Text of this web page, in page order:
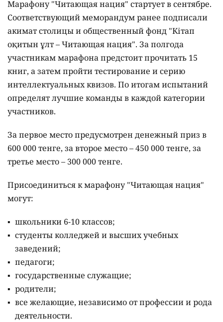
Марафону "Читающая нация" стартует в сентябре.
Соответствующий меморандум ранее подписали
акимат столицы и общественный фонд "Кітап
оқитын ұлт – Читающая нация". За полгода
участникам марафона предстоит прочитать 15
книг, а затем пройти тестирование и серию
интеллектуальных квизов. По итогам испытаний
определят лучшие команды в каждой категории
участников.
За первое место предусмотрен денежный приз в
600 000 тенге, за второе место – 450 000 тенге, за
третье место – 300 000 тенге.
Присоединиться к марафону "Читающая нация"
могут:
школьники 6-10 классов;
студенты колледжей и высших учебных
заведений;
педагоги;
государственные служащие;
родители;
все желающие, независимо от профессии и рода
деятельности.